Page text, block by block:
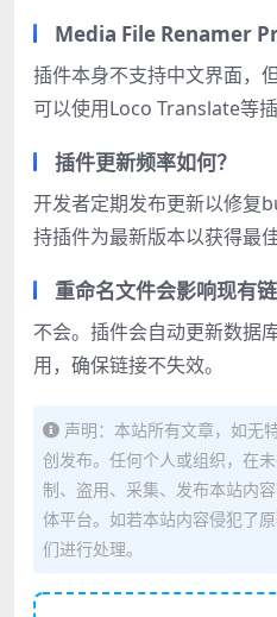
Media File Renamer
插件本身不支持中文界面，
可以使用Loco Translate等插
插件更新频率如何？
开发者定期发布更新以修复
持插件为最新版本以获得最佳
重命名文件会影响现有链
不会。插件会自动更新数据
用，确保链接不失效。
声明：本站所有文章，如无
创发布。任何个人或组织，在
制、盗用、采集、发布本站内
体平台。如若本站内容侵犯了
们进行处理。